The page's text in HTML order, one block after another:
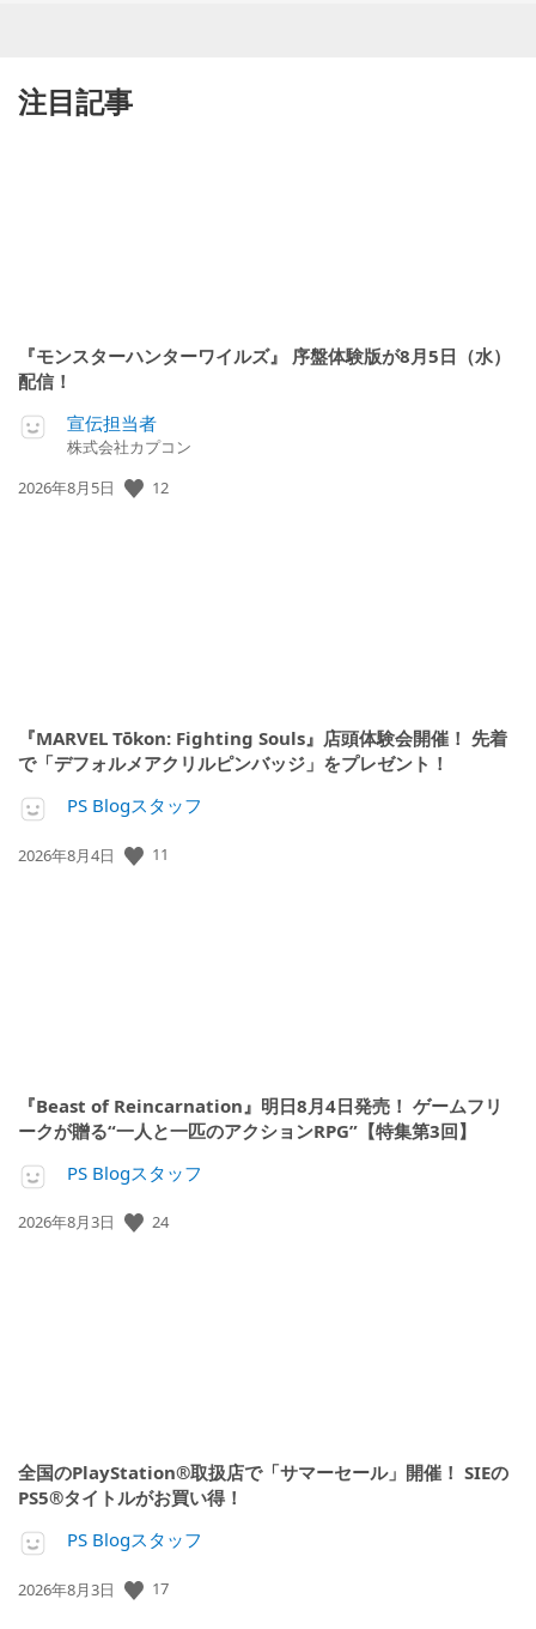
注目記事
『モンスターハンターワイルズ』 序盤体験版が8月5日（水）
配信！
宣伝担当者
株式会社カプコン
公
2026年8月5日 12
『MARVEL Tōkon: Fighting Souls』店頭体験会開催！ 先着
で「デフォルメアクリルピンバッジ」をプレゼント！
PS Blogスタッフ
公
2026年8月4日 11
『Beast of Reincarnation』明日8月4日発売！ ゲームフリ
ークが贈る“一人と一匹のアクションRPG”【特集第3回】
PS Blogスタッフ
公
2026年8月3日 24
全国のPlayStation®取扱店で「サマーセール」開催！ SIEの
PS5®タイトルがお買い得！
PS Blogスタッフ
公
2026年8月3日 17